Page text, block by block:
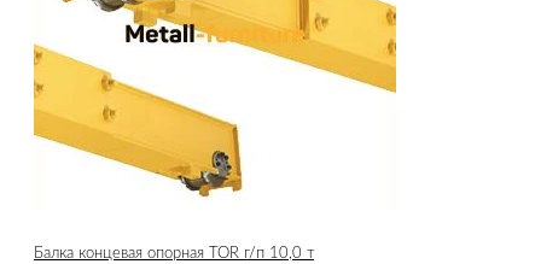
Балка концевая опорная TOR г/п 10,0 т